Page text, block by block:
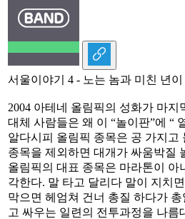
서울이야기 4 - 노는 놈과 미친 년이
2004 아테네 올림픽의 성화가 마지
대체 사람들은 왜 이 “놀이판”에 “
알다시피 올림픽 종목은 공 가지고
종목을 제외하면 대개가 싸움박질
올림픽의 대표 종목은 마라톤이 아
각한다. 말 타고 달리다 말이 지치
막으면 헤엄쳐 건너 총질 하다가
고 싸우는 일련의 전투과정을 나름